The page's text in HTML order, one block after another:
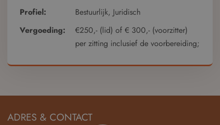
Profiel:
Bestuurlijk, Juridisch
Vergoeding:
€250,- (lid) of € 300,- (voorzitter)
per zitting inclusief de voorbereiding;
ADRES & CONTACT